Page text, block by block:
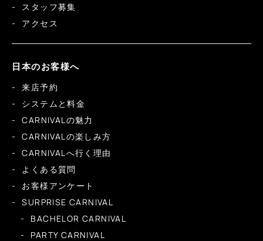
スタッフ募集
アクセス
日本のお客様へ
来店予約
システムと料金
CARNIVALの魅力
CARNIVALの楽しみ方
CARNIVALへ行く理由
よくある質問
お客様アンケート
SURPRISE CARNIVAL
BACHELOR CARNIVAL
PARTY CARNIVAL